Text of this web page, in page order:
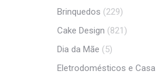
Brinquedos (229)
Cake Design (821)
Dia da Mãe (5)
Eletrodomésticos e Casa